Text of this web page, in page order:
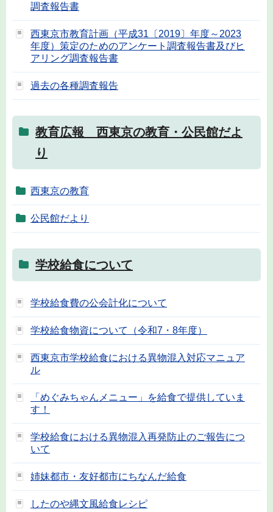
調査報告書
西東京市教育計画（平成31〔2019〕年度～2023
年度）策定のためのアンケート調査報告書及びヒ
アリング調査報告書
過去の各種調査報告
教育広報 西東京の教育・公民館だよ
り
西東京の教育
公民館だより
学校給食について
学校給食費の公会計化について
学校給食物資について（令和7・8年度）
西東京市学校給食における異物混入対応マニュア
ル
「めぐみちゃんメニュー」を給食で提供していま
す！
学校給食における異物混入再発防止のご報告につ
いて
姉妹都市・友好都市にちなんだ給食
したのや縄文風給食レシピ